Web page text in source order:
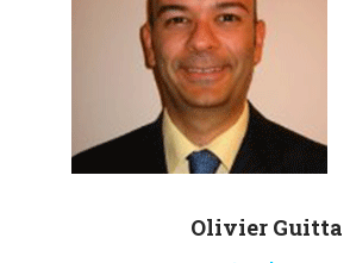
Olivier Guitta